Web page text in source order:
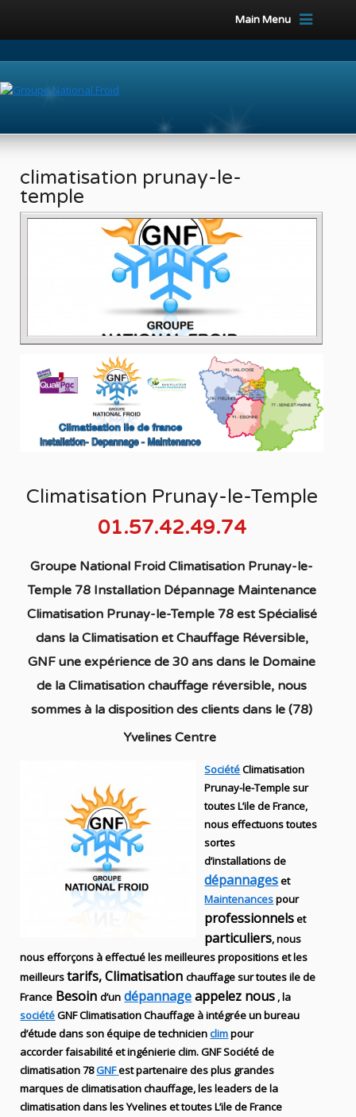
Main Menu
climatisation prunay-le-
temple
Climatisation Prunay-le-Temple
01.57.42.49.74
Groupe National Froid Climatisation Prunay-le-
Temple 78 InstallationDépannage Maintenance
Climatisation Prunay-le-Temple 78 est Spécialisé
dans la Climatisationet ChauffageRéversible,
GNF une expérience de 30 ans dans le Domaine
de la Climatisation chauffage réversible, nous
sommes à la disposition des clients dans le (78)
Yvelines Centre
SociétéClimatisation
Prunay-le-Temple sur
toutes L’ile de France,
nous effectuons toutes
sortes
d’installationsde
dépannageset
Maintenancespour
professionnelset
particuliers, nous
nous efforçons à effectué les meilleures propositions et les
meilleurstarifs, Climatisationchauffage sur toutes ile de
France Besoind’un dépannageappelez nous , la
sociétéGNFClimatisation Chauffage à intégrée un bureau
d’étude dans son équipe de technicienclimpour
accorder faisabilité et ingénierieclim.GNFSociété de
climatisation 78GNFest partenaire des plus grandes
marques declimatisation chauffage, les leadersde la
climatisation dans les Yvelines et toutes L’ile de France